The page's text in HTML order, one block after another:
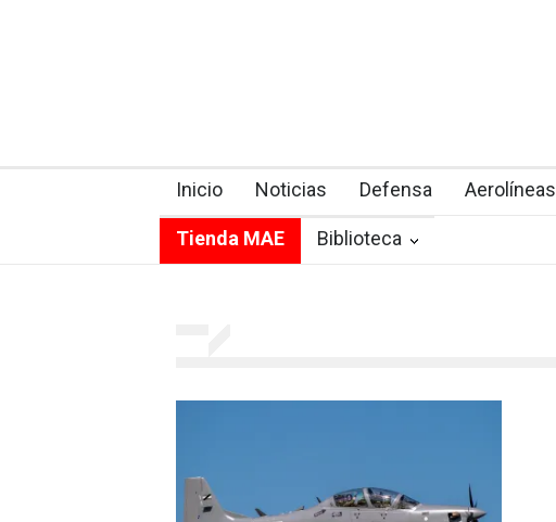
Inicio Noticias Defensa Aerolíneas
Tienda MAE Biblioteca